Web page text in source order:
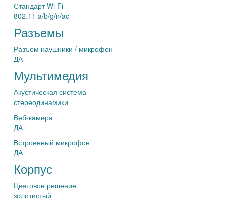
Стандарт Wi-Fi
802.11 a/b/g/n/ac
Разъемы
Разъем наушники / микрофон
ДА
Мультимедия
Акустическая система
стереодинамики
Веб-камера
ДА
Встроенный микрофон
ДА
Корпус
Цветовое решение
золотистый